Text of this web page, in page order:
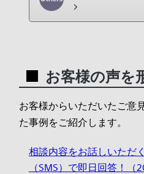
お客様の声を
お客様からいただいたご意
た事例をご紹介します。
相談内容をお話しいただ
（SMS）で即日回答！（